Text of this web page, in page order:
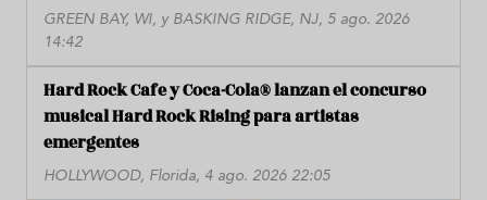
GREEN BAY, WI, y BASKING RIDGE, NJ, 5 ago. 2026
14:42
Hard Rock Cafe y Coca-Cola® lanzan el concurso
musical Hard Rock Rising para artistas
emergentes
HOLLYWOOD, Florida, 4 ago. 2026 22:05